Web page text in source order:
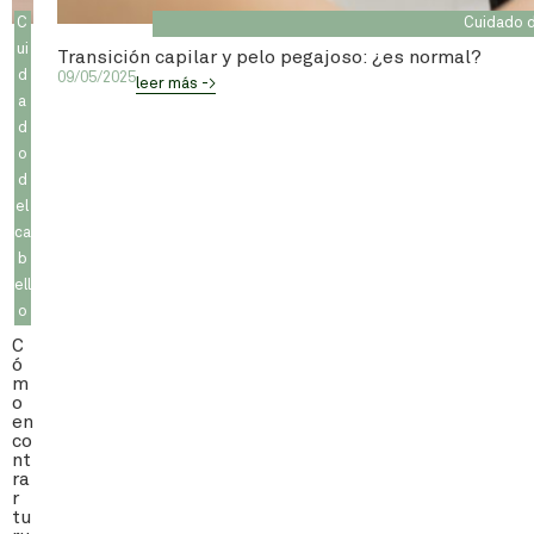
C
ui
d
a
d
o
d
el
ca
b
ell
o
C
ó
m
o
en
co
nt
ra
r
tu
Cuidado
Transición capilar y pelo pegajoso: ¿es normal?
09/05/2025leer más ->